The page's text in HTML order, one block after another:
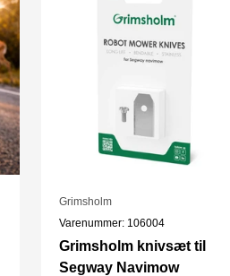
Grimsholm
Varenummer: 106004
Grimsholm knivsæt til
Segway Navimow